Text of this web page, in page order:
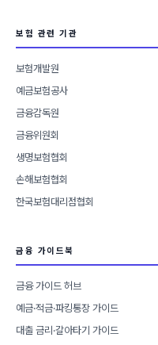
보험 관련 기관
보험개발원
예금보험공사
금융감독원
금융위원회
생명보험협회
손해보험협회
한국보험대리점협회
금융 가이드북
금융 가이드 허브
예금·적금·파킹통장 가이드
대출 금리·갈아타기 가이드